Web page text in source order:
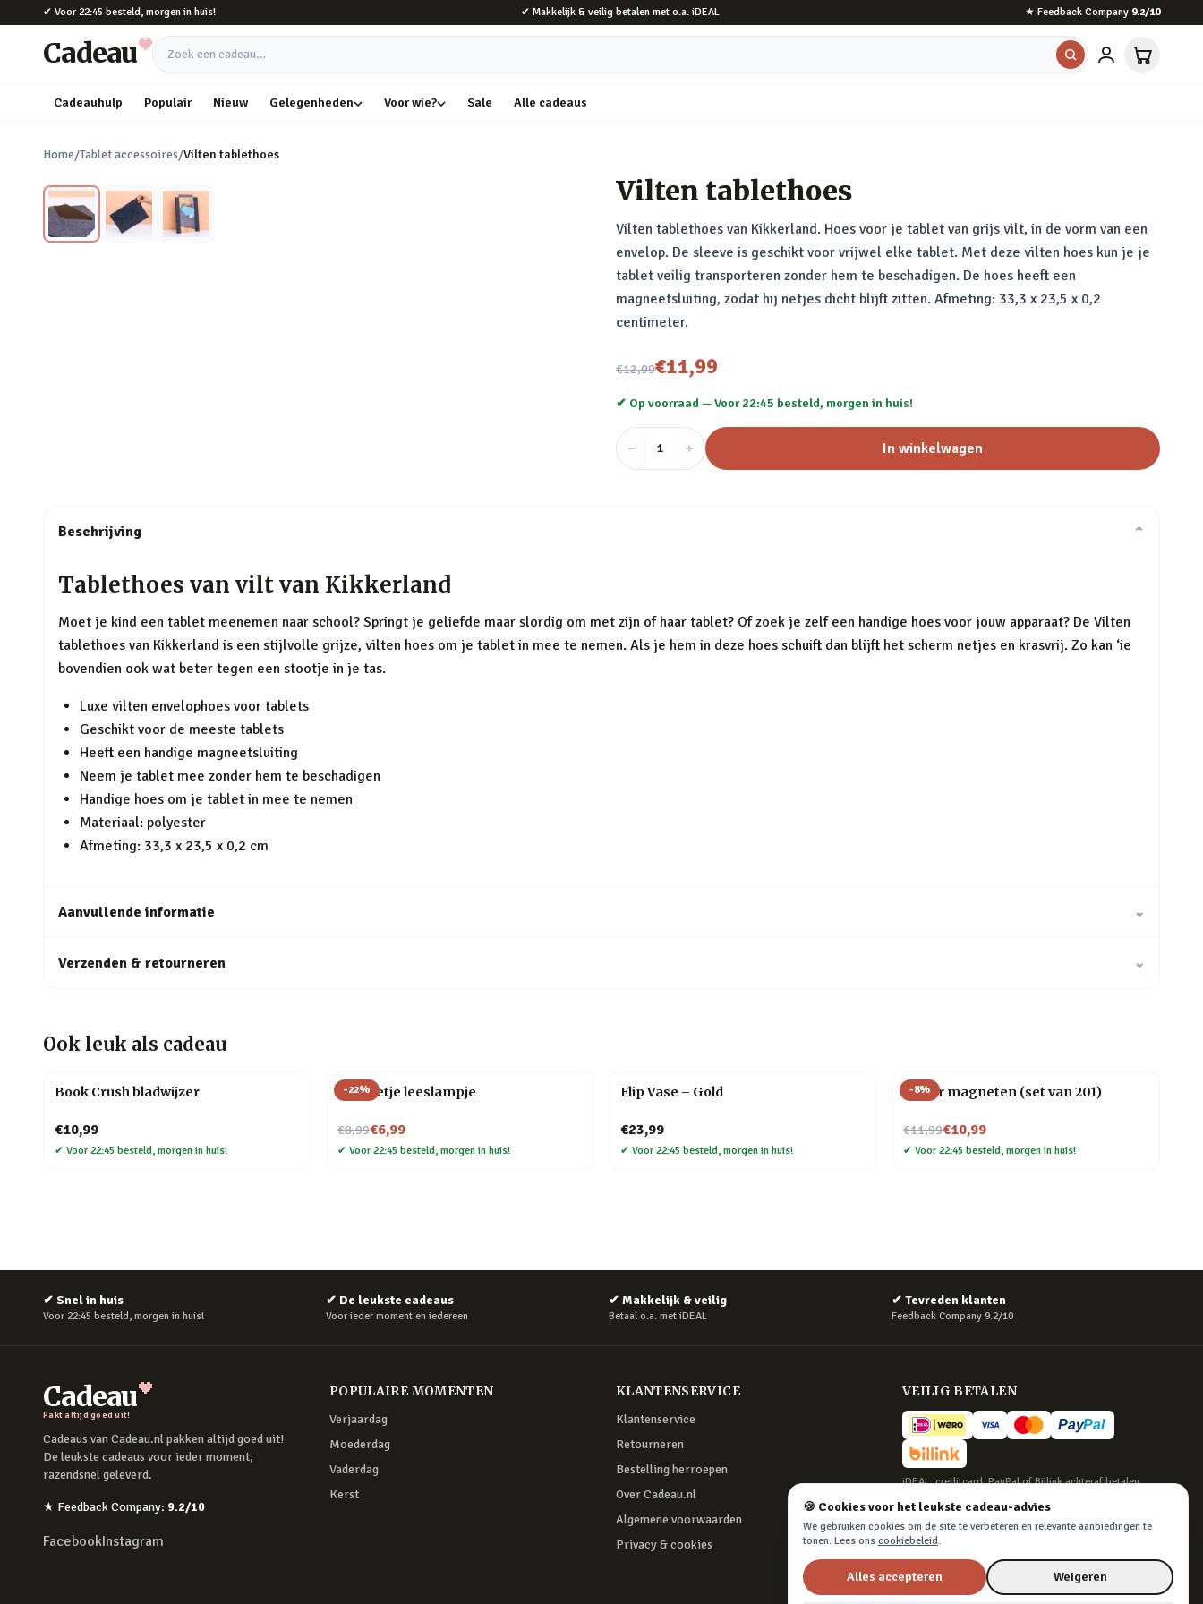
Naar hoofdinhoud
✔ Voor 22:45 besteld, morgen in huis! ✔ Makkelijk & veilig betalen met o.a. iDEAL ★ Feedback Company 9.2/10
Cadeau Zoek een cadeau
Cadeauhulp Populair Nieuw Gelegenheden Voor wie? Sale Alle cadeaus
Home/Tablet accessoires/Vilten tablethoes
Vilten tablethoes
Vilten tablethoes van Kikkerland. Hoes voor je tablet van grijs vilt, in de vorm van een
envelop. De sleeve is geschikt voor vrijwel elke tablet. Met deze vilten hoes kun je je
tablet veilig transporteren zonder hem te beschadigen. De hoes heeft een
magneetsluiting, zodat hij netjes dicht blijft zitten. Afmeting: 33,3 x 23,5 x 0,2
centimeter.
€12,99
Nu voor€11,99
✔ Op voorraad —Voor 22:45 besteld, morgen in huis!
− Aantal
1 + In winkelwagen
Beschrijving ⌄
Tablethoes van vilt van Kikkerland
Moet je kind een tablet meenemen naar school? Springt je geliefde maar slordig om met zijn of haar tablet? Of zoek je zelf een handige hoes voor jouw apparaat? De Vilten
tablethoes van Kikkerland is een stijlvolle grijze, vilten hoes om je tablet in mee te nemen. Als je hem in deze hoes schuift dan blijft het scherm netjes en krasvrij. Zo kan ‘ie
bovendien ook wat beter tegen een stootje in je tas.
Luxe vilten envelophoes voor tablets
Geschikt voor de meeste tablets
Heeft een handige magneetsluiting
Neem je tablet mee zonder hem te beschadigen
Handige hoes om je tablet in mee te nemen
Materiaal: polyester
Afmeting: 33,3 x 23,5 x 0,2 cm
Aanvullende informatie ⌄
Verzenden & retourneren ⌄
Ook leuk als cadeau
Book Crush bladwijzer
€10,99
✔ Voor 22:45 besteld, morgen in huis!
-22%
Mannetje leeslampje
€8,99
Nu voor€6,99
✔ Voor 22:45 besteld, morgen in huis!
Flip Vase – Gold
€23,99
✔ Voor 22:45 besteld, morgen in huis!
-8%
Letter magneten (set van 201)
€11,99
Nu voor€10,99
✔ Voor 22:45 besteld, morgen in huis!
✔ Snel in huis
Voor 22:45 besteld, morgen in huis!
✔ De leukste cadeaus
Voor ieder moment en iedereen
✔ Makkelijk & veilig
Betaal o.a. met iDEAL
✔ Tevreden klanten
Feedback Company 9.2/10
Cadeau
Pakt altijd goed uit!
Cadeaus van Cadeau.nl pakken altijd goed uit!
De leukste cadeaus voor ieder moment,
razendsnel geleverd.
★ Feedback Company: 9.2/10
FacebookInstagram
POPULAIRE MOMENTEN
Verjaardag
Moederdag
Vaderdag
Kerst
KLANTENSERVICE
Klantenservice
Retourneren
Bestelling herroepen
Over Cadeau.nl
Algemene voorwaarden
Privacy & cookies
VEILIG BETALEN
iDEAL, creditcard, PayPal of Billink achteraf betalen
BEZORGING
Voor 22:45 besteld, morgen in huis. Tot 365
dagen retourneren.
🍪 Cookies voor het leukste cadeau-advies
We gebruiken cookies om de site te verbeteren en relevante aanbiedingen te
tonen. Lees ons cookiebeleid.
Alles accepteren Weigeren